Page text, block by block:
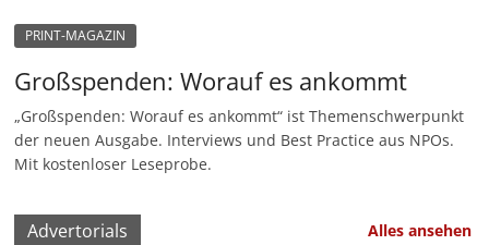
PRINT-MAGAZIN
Großspenden: Worauf es ankommt
„Großspenden: Worauf es ankommt“ ist Themenschwerpunkt
der neuen Ausgabe. Interviews und Best Practice aus NPOs.
Mit kostenloser Leseprobe.
Advertorials Alles ansehen